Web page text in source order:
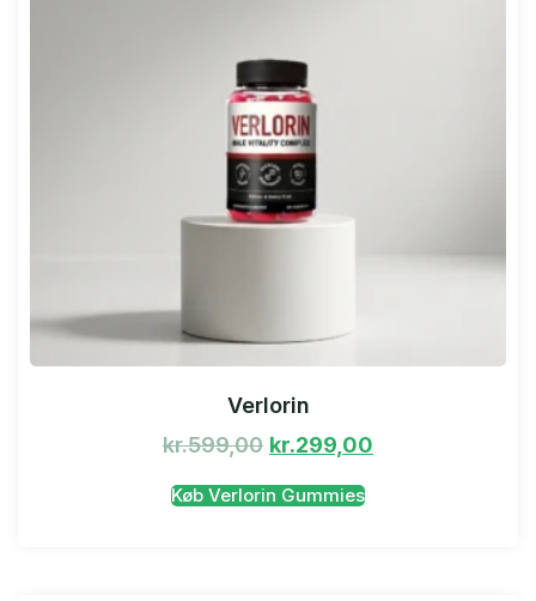
Verlorin
kr.599,00 kr.299,00
Køb Verlorin Gummies